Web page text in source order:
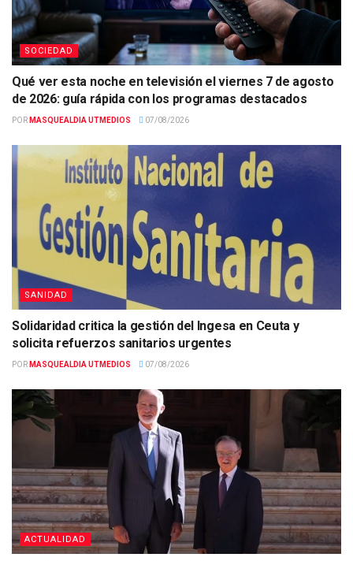
SOCIEDAD
Qué ver esta noche en televisión el viernes 7 de agosto
de 2026: guía rápida con los programas destacados
POR MASQUEALDIA UTMEDIOS 07/08/2026
SANIDAD
Solidaridad critica la gestión del Ingesa en Ceuta y
solicita refuerzos sanitarios urgentes
POR MASQUEALDIA UTMEDIOS 07/08/2026
ACTUALIDAD